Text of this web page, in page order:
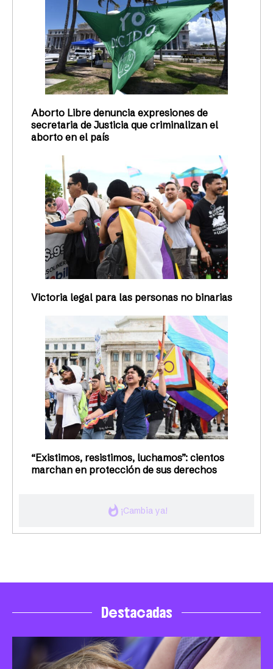
whatshot ¡Cambia ya!
Aborto Libre denuncia expresiones de
secretaria de Justicia que criminalizan el
aborto en el país
Victoria legal para las personas no binarias
“Existimos, resistimos, luchamos”: cientos
marchan en protección de sus derechos
Destacadas